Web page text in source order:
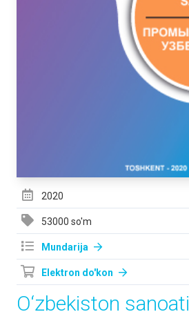
2020
53000 so'm
Mundarija
Elektron do'kon
O‘zbekiston sаnoаti